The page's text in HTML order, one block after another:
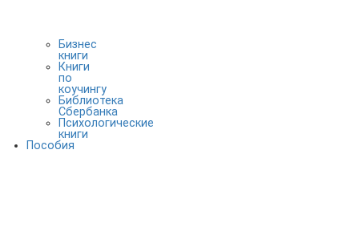
Бизнес
книги
Книги
по
коучингу
Библиотека
Сбербанка
Психологические
книги
Пособия